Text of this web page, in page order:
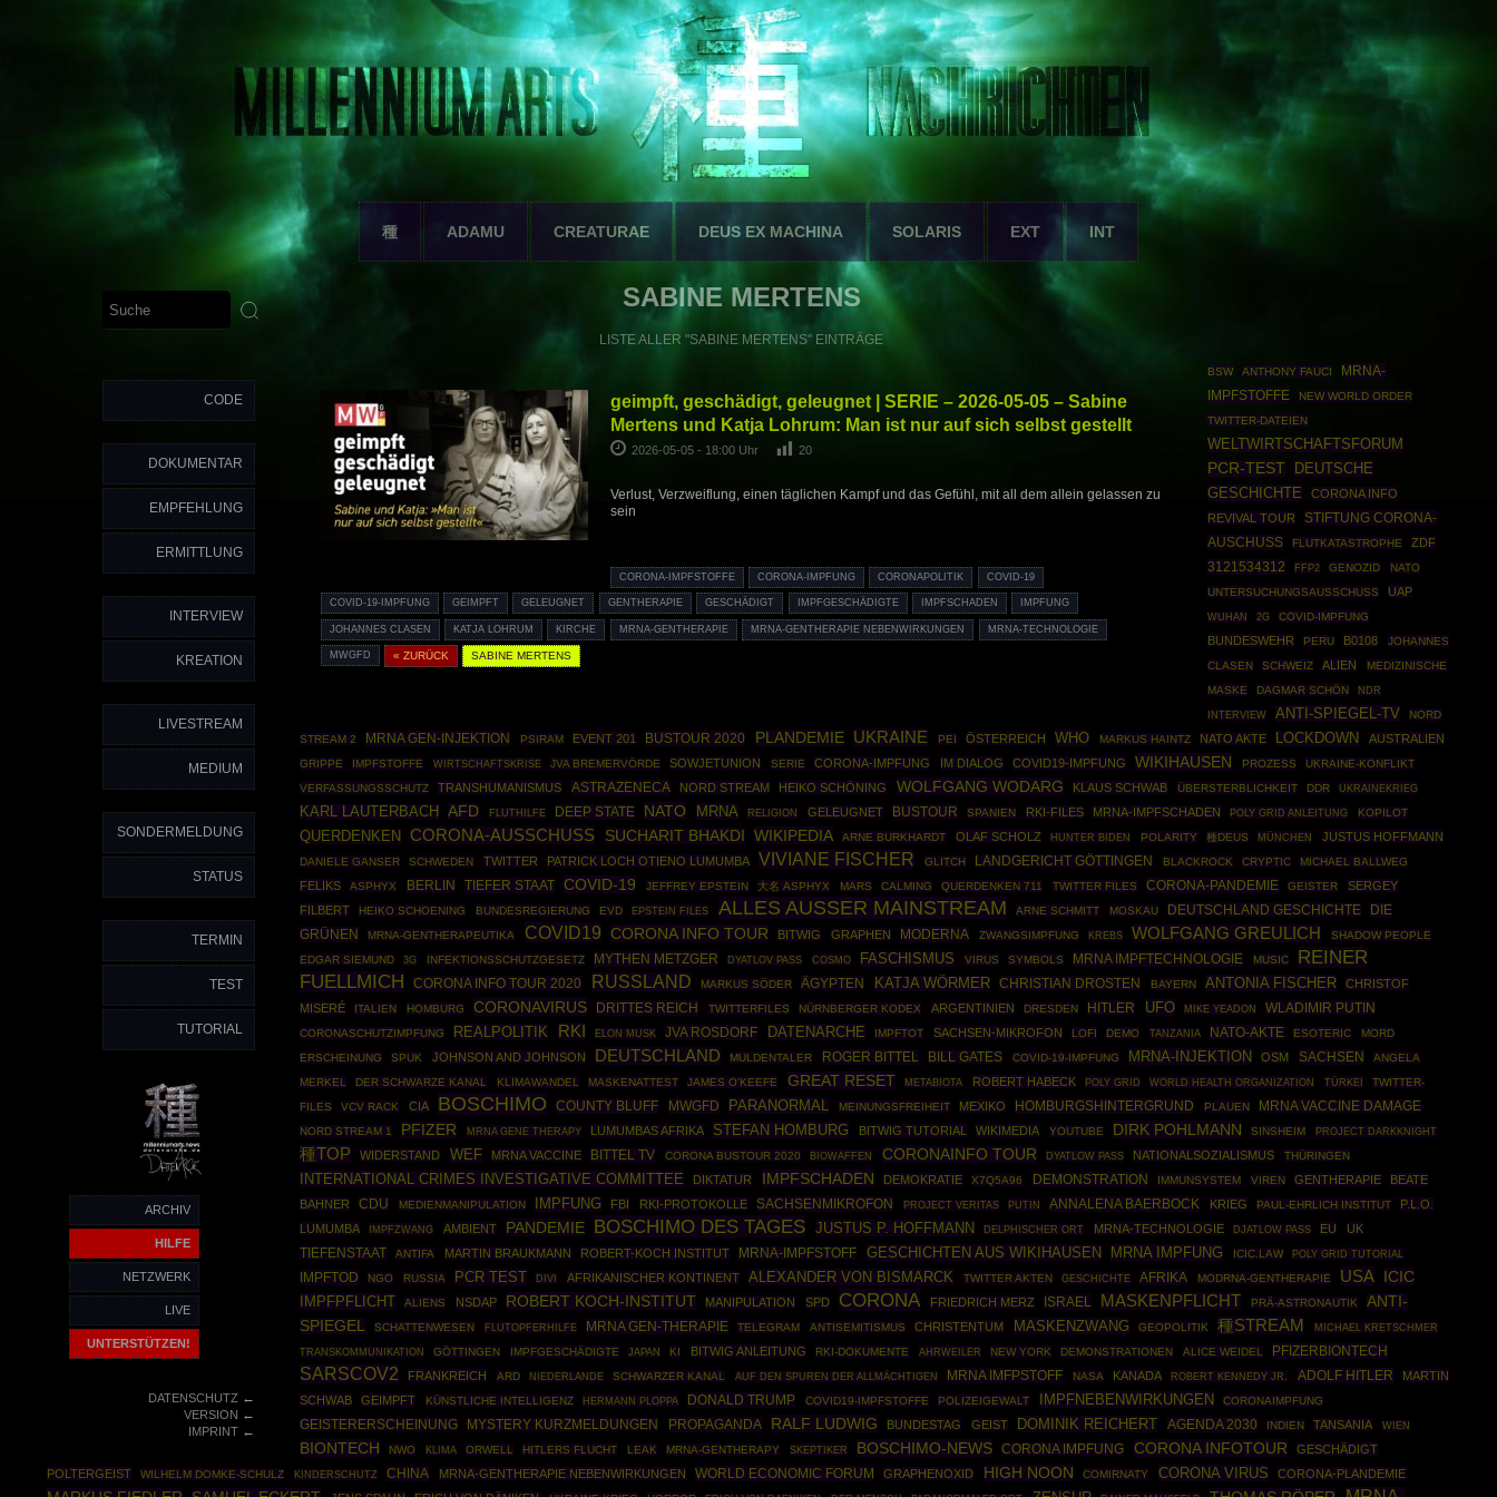
種 ADAMU CREATURAE DEUS EX MACHINA SOLARIS EXT INT
CODE
DOKUMENTAR
EMPFEHLUNG
ERMITTLUNG
INTERVIEW
KREATION
LIVESTREAM
MEDIUM
SONDERMELDUNG
STATUS
TERMIN
TEST
TUTORIAL
ARCHIV
HILFE
NETZWERK
LIVE
UNTERSTÜTZEN!
DATENSCHUTZ←
VERSION ←
IMPRINT←
SABINE MERTENS
LISTE ALLER "SABINE MERTENS" EINTRÄGE
geimpft, geschädigt, geleugnet | SERIE – 2026-05-05 – Sabine
Mertens und Katja Lohrum: Man ist nur auf sich selbst gestellt
2026-05-05 - 18:00 Uhr 20
Verlust, Verzweiflung, einen täglichen Kampf und das Gefühl, mit all dem allein gelassen zu
sein
CORONA-IMPFSTOFFE CORONA-IMPFUNG CORONAPOLITIK COVID-19
COVID-19-IMPFUNG GEIMPFT GELEUGNET GENTHERAPIE GESCHÄDIGT IMPFGESCHÄDIGTE IMPFSCHADEN IMPFUNG
JOHANNES CLASEN KATJA LOHRUM KIRCHE MRNA-GENTHERAPIE MRNA-GENTHERAPIE NEBENWIRKUNGEN MRNA-TECHNOLOGIE
MWGFD « ZURÜCK SABINE MERTENS
BSW ANTHONY FAUCI
MRNA-
IMPFSTOFFE
NEW WORLD ORDER
TWITTER-DATEIEN
WELTWIRTSCHAFTSFORUM
PCR-TEST
DEUTSCHE
GESCHICHTE
CORONA INFO
REVIVAL TOUR
STIFTUNG CORONA-
AUSCHUSS
FLUTKATASTROPHE ZDF
3121534312 FFP2 GENOZID
NATO
UNTERSUCHUNGSAUSSCHUSS
UAP
WUHAN 2G COVID-IMPFUNG
BUNDESWEHR PERU B0108
JOHANNES
CLASEN
SCHWEIZ ALIEN
MEDIZINISCHE
MASKE
DAGMAR SCHÖN NDR
INTERVIEW ANTI-SPIEGEL-TV
NORD
STREAM 2
MRNA GEN-INJEKTION PSIRAM EVENT 201 BUSTOUR 2020 PLANDEMIE UKRAINE PEI ÖSTERREICH WHO MARKUS HAINTZ NATO AKTE LOCKDOWN AUSTRALIEN
GRIPPE IMPFSTOFFE WIRTSCHAFTSKRISE JVA BREMERVÖRDE SOWJETUNION SERIE CORONA-IMPFUNG IM DIALOG COVID19-IMPFUNG WIKIHAUSEN PROZESS
UKRAINE-KONFLIKT
VERFASSUNGSSCHUTZ
TRANSHUMANISMUS ASTRAZENECA NORD STREAM HEIKO SCHÖNING WOLFGANG WODARG KLAUS SCHWAB ÜBERSTERBLICHKEIT DDR UKRAINEKRIEG
KARL LAUTERBACH AFD FLUTHILFE DEEP STATE NATO MRNA RELIGION GELEUGNET BUSTOUR SPANIEN RKI-FILES MRNA-IMPFSCHADEN POLY GRID ANLEITUNG KOPILOT
QUERDENKEN CORONA-AUSSCHUSS SUCHARIT BHAKDI WIKIPEDIA ARNE BURKHARDT OLAF SCHOLZ HUNTER BIDEN POLARITY 種DEUS MÜNCHEN JUSTUS HOFFMANN
DANIELE GANSER SCHWEDEN TWITTER PATRICK LOCH OTIENO LUMUMBA VIVIANE FISCHER GLITCH LANDGERICHT GÖTTINGEN BLACKROCK CRYPTIC MICHAEL BALLWEG
FELIKS ASPHYX BERLIN TIEFER STAAT COVID-19 JEFFREY EPSTEIN 大名 ASPHYX MARS CALMING QUERDENKEN 711 TWITTER FILES CORONA-PANDEMIE GEISTER
SERGEY
FILBERT
HEIKO SCHOENING BUNDESREGIERUNG EVD EPSTEIN FILES ALLES AUSSER MAINSTREAM ARNE SCHMITT MOSKAU DEUTSCHLAND GESCHICHTE
DIE
GRÜNEN
MRNA-GENTHERAPEUTIKA COVID19 CORONA INFO TOUR BITWIG GRAPHEN MODERNA ZWANGSIMPFUNG KREBS WOLFGANG GREULICH
SHADOW PEOPLE
EDGAR SIEMUND
3G INFEKTIONSSCHUTZGESETZ MYTHEN METZGER DYATLOV PASS COSMO FASCHISMUS VIRUS SYMBOLS MRNA IMPFTECHNOLOGIE MUSIC
REINER
FUELLMICH
CORONA INFO TOUR 2020 RUSSLAND MARKUS SÖDER ÄGYPTEN KATJA WÖRMER CHRISTIAN DROSTEN BAYERN ANTONIA FISCHER
CHRISTOF
MISERÉ
ITALIEN HOMBURG CORONAVIRUS DRITTES REICH TWITTERFILES NÜRNBERGER KODEX ARGENTINIEN DRESDEN HITLER UFO MIKE YEADON WLADIMIR PUTIN
CORONASCHUTZIMPFUNG REALPOLITIK RKI ELON MUSK JVA ROSDORF DATENARCHE IMPFTOT SACHSEN-MIKROFON LOFI DEMO TANZANIA NATO-AKTE ESOTERIC
MORD
ERSCHEINUNG
SPUK JOHNSON AND JOHNSON DEUTSCHLAND MULDENTALER ROGER BITTEL BILL GATES COVID-19-IMPFUNG MRNA-INJEKTION OSM SACHSEN
ANGELA
MERKEL
DER SCHWARZE KANAL KLIMAWANDEL MASKENATTEST JAMES O'KEEFE GREAT RESET METABIOTA ROBERT HABECK POLY GRID WORLD HEALTH ORGANIZATION TÜRKEI
TWITTER-
FILES
VCV RACK CIA BOSCHIMO COUNTY BLUFF MWGFD PARANORMAL MEINUNGSFREIHEIT MEXIKO HOMBURGSHINTERGRUND PLAUEN MRNA VACCINE DAMAGE
NORD STREAM 1 PFIZER MRNA GENE THERAPY LUMUMBAS AFRIKA STEFAN HOMBURG BITWIG TUTORIAL WIKIMEDIA YOUTUBE DIRK POHLMANN SINSHEIM PROJECT DARKKNIGHT
種TOP WIDERSTAND WEF MRNA VACCINE BITTEL TV CORONA BUSTOUR 2020 BIOWAFFEN CORONAINFO TOUR DYATLOW PASS NATIONALSOZIALISMUS THÜRINGEN
INTERNATIONAL CRIMES INVESTIGATIVE COMMITTEE DIKTATUR IMPFSCHADEN DEMOKRATIE X7Q5A96 DEMONSTRATION IMMUNSYSTEM VIREN GENTHERAPIE
BEATE
BAHNER
CDU MEDIENMANIPULATION IMPFUNG FBI RKI-PROTOKOLLE SACHSENMIKROFON PROJECT VERITAS PUTIN ANNALENA BAERBOCK KRIEG PAUL-EHRLICH INSTITUT
P.L.O.
LUMUMBA
IMPFZWANG AMBIENT PANDEMIE BOSCHIMO DES TAGES JUSTUS P. HOFFMANN DELPHISCHER ORT MRNA-TECHNOLOGIE DJATLOW PASS EU
UK
TIEFENSTAAT
ANTIFA MARTIN BRAUKMANN ROBERT-KOCH INSTITUT MRNA-IMPFSTOFF GESCHICHTEN AUS WIKIHAUSEN MRNA IMPFUNG ICIC.LAW POLY GRID TUTORIAL
IMPFTOD NGO RUSSIA PCR TEST DIVI AFRIKANISCHER KONTINENT ALEXANDER VON BISMARCK TWITTER AKTEN GESCHICHTE AFRIKA MODRNA-GENTHERAPIE USA ICIC
IMPFPFLICHT ALIENS NSDAP ROBERT KOCH-INSTITUT MANIPULATION SPD CORONA FRIEDRICH MERZ ISRAEL MASKENPFLICHT PRÄ-ASTRONAUTIK
ANTI-
SPIEGEL
SCHATTENWESEN FLUTOPFERHILFE MRNA GEN-THERAPIE TELEGRAM ANTISEMITISMUS CHRISTENTUM MASKENZWANG GEOPOLITIK 種STREAM MICHAEL KRETSCHMER
TRANSKOMMUNIKATION GÖTTINGEN IMPFGESCHÄDIGTE JAPAN KI BITWIG ANLEITUNG RKI-DOKUMENTE AHRWEILER NEW YORK DEMONSTRATIONEN ALICE WEIDEL PFIZERBIONTECH
SARSCOV2 FRANKREICH ARD NIEDERLANDE SCHWARZER KANAL AUF DEN SPUREN DER ALLMÄCHTIGEN MRNA IMFPSTOFF NASA KANADA ROBERT KENNEDY JR. ADOLF HITLER
MARTIN
SCHWAB
GEIMPFT KÜNSTLICHE INTELLIGENZ HERMANN PLOPPA DONALD TRUMP COVID19-IMPFSTOFFE POLIZEIGEWALT IMPFNEBENWIRKUNGEN CORONAIMPFUNG
GEISTERERSCHEINUNG MYSTERY KURZMELDUNGEN PROPAGANDA RALF LUDWIG BUNDESTAG GEIST DOMINIK REICHERT AGENDA 2030 INDIEN TANSANIA WIEN
BIONTECH NWO KLIMA ORWELL HITLERS FLUCHT LEAK MRNA-GENTHERAPY SKEPTIKER BOSCHIMO-NEWS CORONA IMPFUNG CORONA INFOTOUR
GESCHÄDIGT
POLTERGEIST
WILHELM DOMKE-SCHULZ KINDERSCHUTZ CHINA MRNA-GENTHERAPIE NEBENWIRKUNGEN WORLD ECONOMIC FORUM GRAPHENOXID HIGH NOON COMIRNATY CORONA VIRUS CORONA-PLANDEMIE